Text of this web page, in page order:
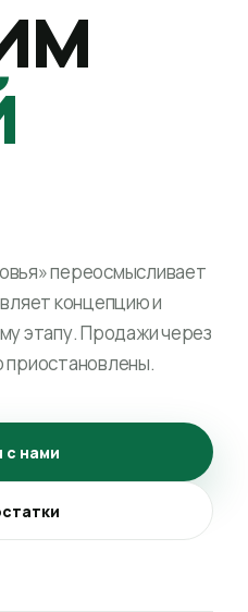
переосмысливает
концепцию и
этапу. Продажи через
приостановлены.
с нами